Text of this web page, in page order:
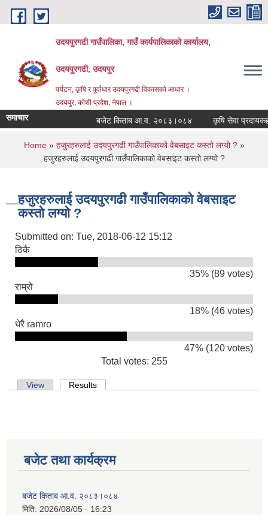
Skip to main content
उदयपुरगढी गाउँपालिका, गाउँ कार्यपालिकाको कार्यालय,
उदयपुरगढी, उदयपुर
पर्यटन, कृषि र पूर्वाधार उदयपुरगढी विकासकाे आधार ।
उदयपुर, काेशी प्रदेश, नेपाल ।
समाचार बजेट किताब आ.व. २०८३।०८४ कृषि सेवा
You are here
Home» हजुरहरुलाई उदयपुरगढी गाउँपालिकाको वेबसाइट कस्तो लग्यो ?»
हजुरहरुलाई उदयपुरगढी गाउँपालिकाको वेबसाइट कस्तो लग्यो ?
हजुरहरुलाई उदयपुरगढी गाउँपालिकाको वेबसाइट
कस्तो लग्यो ?
Submitted on: Tue, 2018-06-12 15:12
ठिकै
35% (89 votes)
राम्रो
18% (46 votes)
धेरै ramro
47% (120 votes)
Total votes: 255
Primary tabs
View Results
बजेट तथा कार्यक्रम
बजेट किताब आ.व. २०८३।०८४
मिति: 2026/08/05 - 16:23